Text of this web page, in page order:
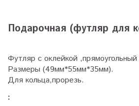
Подарочная (футляр для
Футляр с оклейкой
Размеры (49мм*55мм*35мм).
Для кольца,прорезь.
: